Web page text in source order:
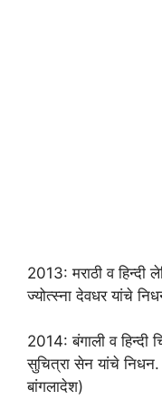
2013: मराठी व हिन्दी
ज्योत्स्‍ना देवधर यांचे
2014: बंगाली व हिन्दी
सुचित्रा सेन यांचे
बांगलादेश)